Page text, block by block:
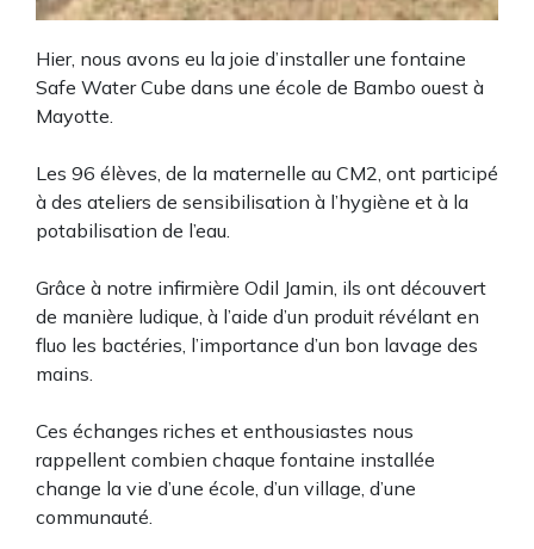
Hier, nous avons eu la joie d’installer une fontaine
Safe Water Cube dans une école de Bambo ouest à
Mayotte.
Les 96 élèves, de la maternelle au CM2, ont participé
à des ateliers de sensibilisation à l’hygiène et à la
potabilisation de l’eau.
Grâce à notre infirmière Odil Jamin, ils ont découvert
de manière ludique, à l’aide d’un produit révélant en
fluo les bactéries, l’importance d’un bon lavage des
mains.
Ces échanges riches et enthousiastes nous
rappellent combien chaque fontaine installée
change la vie d’une école, d’un village, d’une
communauté.